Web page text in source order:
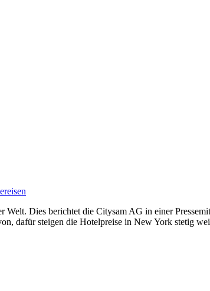
Dies berichtet die Citysam AG in einer
dafür steigen die Hotelpreise in New York stetig